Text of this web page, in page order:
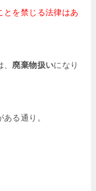
とを禁じる法律はあ
廃棄物扱いになり
る通り。